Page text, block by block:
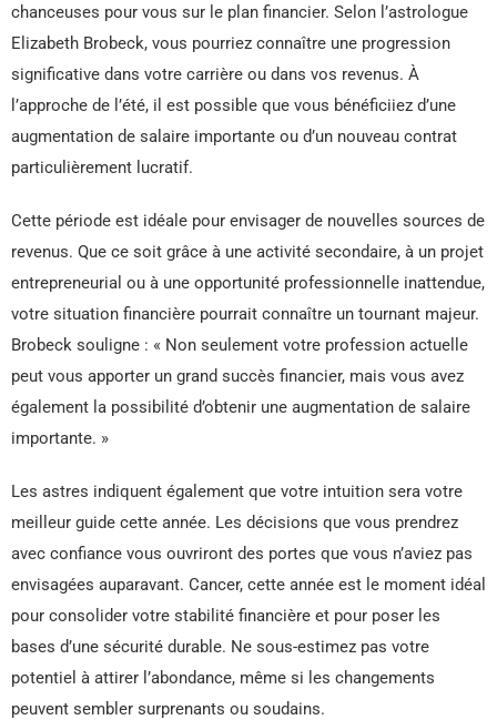
chanceuses pour vous sur le plan financier. Selon l’astrologue
Elizabeth Brobeck, vous pourriez connaître une progression
significative dans votre carrière ou dans vos revenus. À
l’approche de l’été, il est possible que vous bénéficiiez d’une
augmentation de salaire importante ou d’un nouveau contrat
particulièrement lucratif.
Cette période est idéale pour envisager de nouvelles sources de
revenus. Que ce soit grâce à une activité secondaire, à un projet
entrepreneurial ou à une opportunité professionnelle inattendue,
votre situation financière pourrait connaître un tournant majeur.
Brobeck souligne : « Non seulement votre profession actuelle
peut vous apporter un grand succès financier, mais vous avez
également la possibilité d’obtenir une augmentation de salaire
importante. »
Les astres indiquent également que votre intuition sera votre
meilleur guide cette année. Les décisions que vous prendrez
avec confiance vous ouvriront des portes que vous n’aviez pas
envisagées auparavant. Cancer, cette année est le moment idéal
pour consolider votre stabilité financière et pour poser les
bases d’une sécurité durable. Ne sous-estimez pas votre
potentiel à attirer l’abondance, même si les changements
peuvent sembler surprenants ou soudains.